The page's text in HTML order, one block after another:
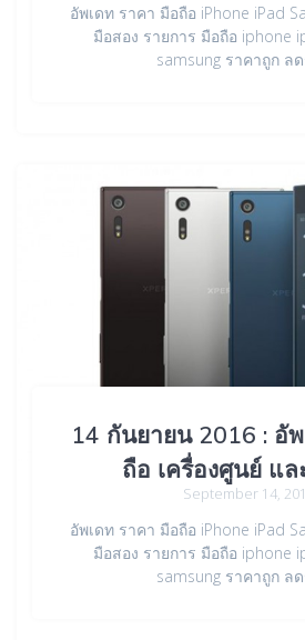
อัพเดท ราคา มือถือ iPhone iPad
มือสอง รายการ มือถือ iphone
samsung ราคาถูก ล
14 กันยายน 2016 : อั
ถือ เครื่องศูนย์ แ
September 14,
อัพเดท ราคา มือถือ iPhone iPad
มือสอง รายการ มือถือ iphone
samsung ราคาถูก ล